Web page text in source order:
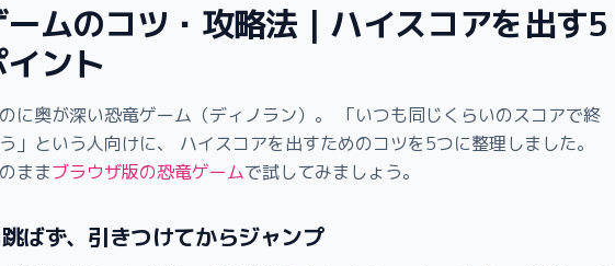
ムのコツ・攻略法｜ハイスコアを出す5
ント
に奥が深い恐竜ゲーム（ディノラン）。 「いつも同じくらいのスコアで終
」という人向けに、 ハイスコアを出すためのコツを5つに整理しました。
ままブラウザ版の恐竜ゲームで試してみましょう。
ばず、引きつけてからジャンプ